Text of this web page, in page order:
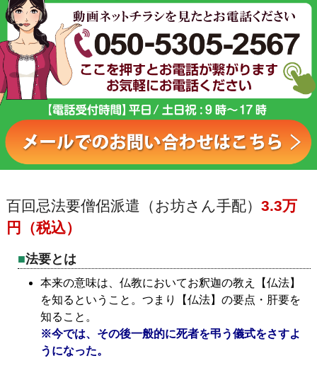
百回忌法要僧侶派遣（お坊さん手配） 3.3万
円（税込）
法要とは
本来の意味は、仏教においてお釈迦の教え【仏法】
を知るということ。つまり【仏法】の要点・肝要を
知ること。
※今では、その後一般的に死者を弔う儀式をさすよ
うになった。